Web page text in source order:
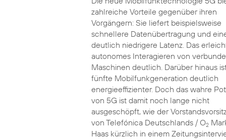
zahlreiche Vorteile gegenüber ihren
Vorgängern: Sie liefert beispielsweise
schnellere Datenübertragung und
deutlich niedrigere Latenz. Das
autonomes Interagieren von
Maschinen deutlich. Darüber hinaus
fünfte Mobilfunkgeneration deutlich
energieeffizienter. Doch das wahre
von 5G ist damit noch lange nicht
ausgeschöpft, wie der
von Telefónica Deutschlands / O2
Haas kürzlich in einem